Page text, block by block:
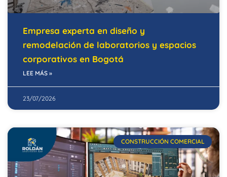
Empresa experta en diseño y
remodelación de laboratorios y espacios
corporativos en Bogotá
LEE MÁS »
23/07/2026
CONSTRUCCIÓN COMERCIAL